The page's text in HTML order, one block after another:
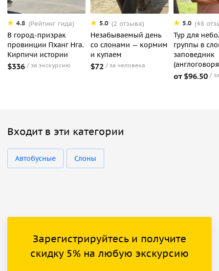
4.8 (Рейтинг гида)
В город-призрак
провинции Пханг Нга.
Кирпичи истории
$336 за экскурсию
5.0 (2 отзыва)
Незабываемый день
со слонами — кормим
и купаем
$72 за человека
5.0 (48
Тур для
группы в
заповедник
от $96.50
Входит в эти категории
Автобусные Слоны
Зарегистрируйтесь и получите
скидку 5% на любую экскурсию